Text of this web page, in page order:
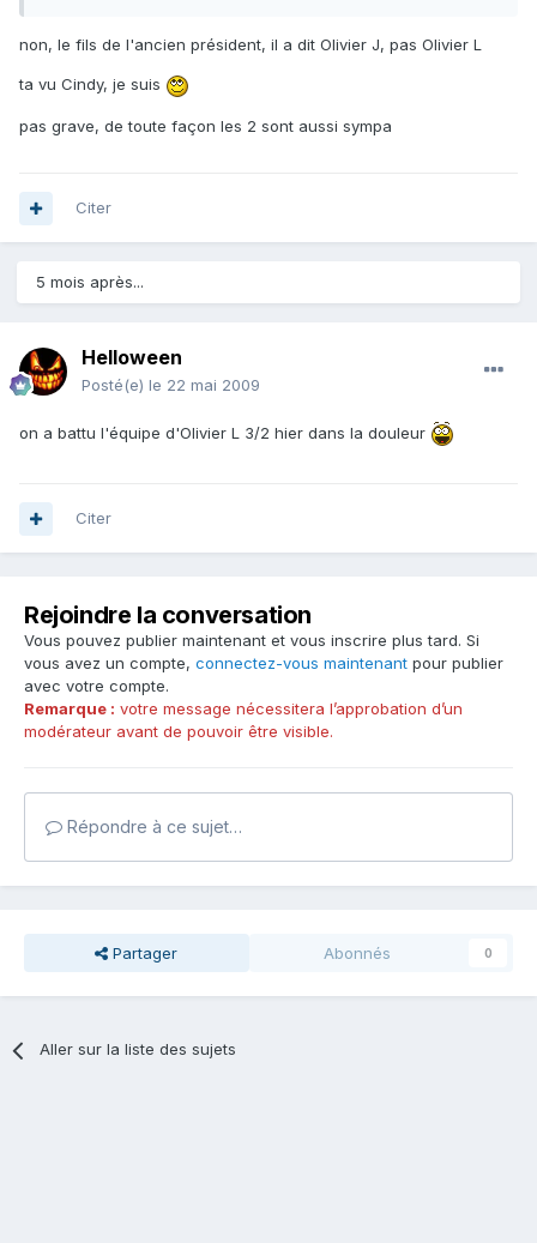
non, le fils de l'ancien président, il a dit Olivier J, pas Olivier L
ta vu Cindy, je suis
pas grave, de toute façon les 2 sont aussi sympa
Citer
5 mois après...
Helloween
Posté(e) le 22 mai 2009
on a battu l'équipe d'Olivier L 3/2 hier dans la douleur
Citer
Rejoindre la conversation
Vous pouvez publier maintenant et vous inscrire plus tard. Si
vous avez un compte, connectez-vous maintenant pour publier
avec votre compte.
Remarque : votre message nécessitera l’approbation d’un
modérateur avant de pouvoir être visible.
Répondre à ce sujet…
Partager Abonnés 0
Aller sur la liste des sujets